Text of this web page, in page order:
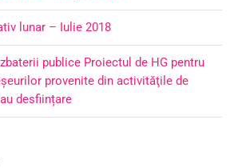
lunar – Iulie 2018
publice Proiectul de HG pentru
provenite din activităţile de
desființare